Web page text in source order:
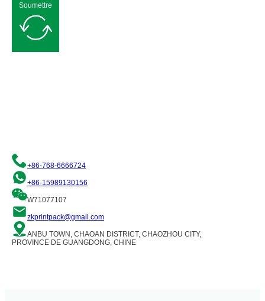
Soumettre
+86-768-6666724
+86-15989130156
W71077107
zkprintpack@gmail.com
ANBU TOWN, CHAOAN DISTRICT, CHAOZHOU CITY,
PROVINCE DE GUANGDONG, CHINE